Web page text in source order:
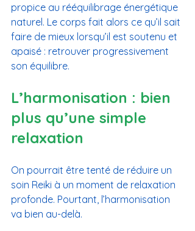
propice au rééquilibrage énergétique
naturel. Le corps fait alors ce qu’il sait
faire de mieux lorsqu’il est soutenu et
apaisé : retrouver progressivement
son équilibre.
L’harmonisation : bien
plus qu’une simple
relaxation
On pourrait être tenté de réduire un
soin Reiki à un moment de relaxation
profonde. Pourtant, l’harmonisation
va bien au-delà.